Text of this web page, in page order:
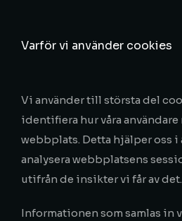
Varför vi använder cookies
Vi använder till största del
identifiera hur våra användare
webbplats. Detta hjälper oss i
analysera webbplatsens
utifrån de insikter vi får av det.
Informationen som samlas in